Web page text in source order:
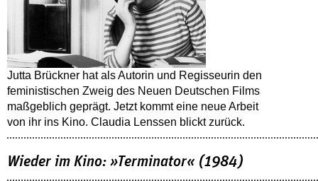
Jutta Brückner hat als Autorin und Regisseurin den
feministischen Zweig des Neuen Deutschen Films
maßgeblich geprägt. Jetzt kommt eine neue Arbeit
von ihr ins Kino. Claudia Lenssen blickt zurück.
Wieder im Kino: »Terminator« (1984)